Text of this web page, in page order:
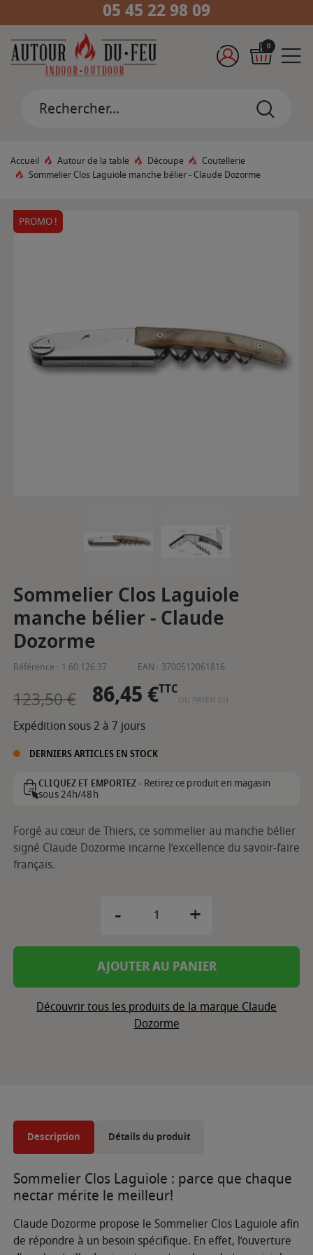
05 45 22 98 09
0
Accueil Autour de la table Découpe
Coutellerie
Sommelier Clos Laguiole manche bélier - Claude Dozorme
PROMO !
Sommelier Clos Laguiole
manche bélier - Claude
Dozorme
Référence : 1.60.126.37 EAN : 3700512061816
123,50 € 86,45 €TTC
OU PAYER EN
Expédition sous 2 à 7 jours
DERNIERS ARTICLES EN STOCK
CLIQUEZ ET EMPORTEZ -Retirez ce produit en magasin
sous 24h/48h
Forgé au cœur de Thiers, ce sommelier au manche bélier
signé Claude Dozorme incarne l’excellence du savoir-faire
français.
- +
AJOUTER AU PANIER
Découvrir tous les produits de la marque Claude
Dozorme
Description Détails du produit
Sommelier Clos Laguiole : parce que chaque
nectar mérite le meilleur!
Claude Dozorme propose le Sommelier Clos Laguiole afin
de répondre à un besoin spécifique. En effet, l’ouverture